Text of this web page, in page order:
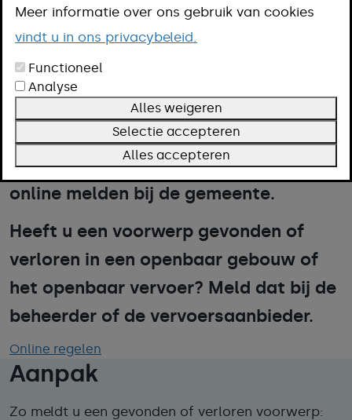
Aanpak
Omschrijving
Meer informatie
Heeft u op straat een voorwerp
gevonden of verloren? Dan kunt u dit
online melden bij de gemeente.
Heeft u een voorwerp gevonden of
verloren in een openbaar gebouw of
het openbaar vervoer? Meld dat bij de
beheerder of de vervoersaanbieder.
Online regelen
Aanpak
Zo meldt u een gevonden of verloren voorwerp:
Meer informatie over ons gebruik van cookies
vindt u in ons privacybeleid.
Functioneel
Analyse
Alles weigeren
Selectie accepteren
Alles accepteren